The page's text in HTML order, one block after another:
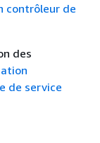
contrôleur de
des
de service